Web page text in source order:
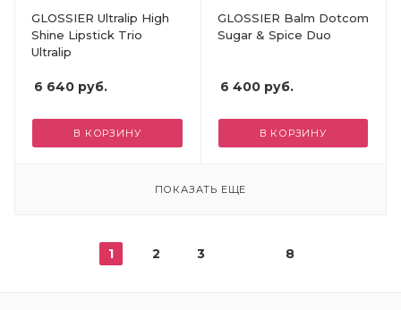
GLOSSIER Ultralip High
Shine Lipstick Trio
Ultralip
6 640 руб.
В КОРЗИНУ
GLOSSIER Balm Dotcom
Sugar & Spice Duo
6 400руб.
В КОРЗИНУ
ПОКАЗАТЬ ЕЩЕ
1 2 3 8